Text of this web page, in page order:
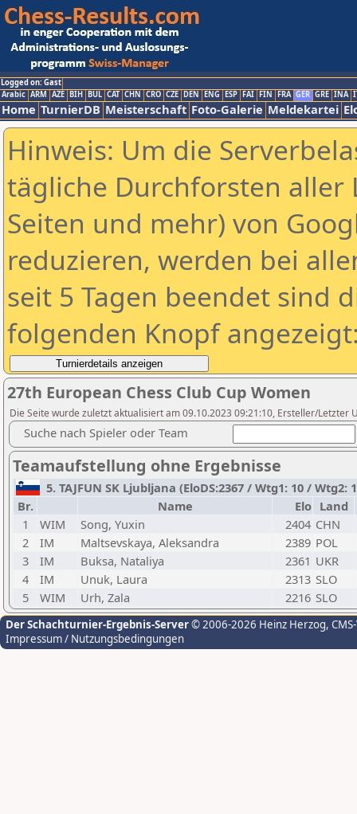
Logged on: Gast
Arabic ARM AZE BIH BUL CAT CHN CRO CZE DEN ENG ESP FAI FIN FRA GER GRE INA
Home TurnierDB Meisterschaft Foto-Galerie Meldekartei
Hinweis: Um die
tägliche Durchforsten aller
Seiten und mehr) von
reduzieren, werden bei
seit 5 Tagen beendet sind
folgenden Knopf
27th European Chess Club Cup Women
Die Seite wurde zuletzt aktualisiert am 09.10.2023 09:21:10, Ersteller/Letzter
Suche nach Spieler oder Team
Teamaufstellung ohne Ergebnisse
5. TAJFUN SK Ljubljana (EloDS:2367 / Wtg1: 10 /
Br.
Name Elo Land
1
WIM Song, Yuxin 2404 CHN
2
IM Maltsevskaya, Aleksandra 2389 POL
3
IM Buksa, Nataliya 2361 UKR
4
IM Unuk, Laura 2313 SLO
5
WIM Urh, Zala 2216 SLO
Der Schachturnier-Ergebnis-Server© 2006-2026 Heinz Herzog,
Impressum / Nutzungsbedingungen